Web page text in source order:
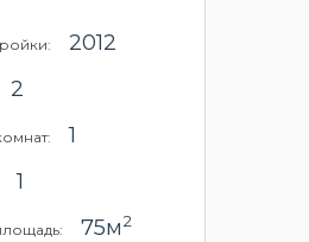
2012
2
1
1
75м2